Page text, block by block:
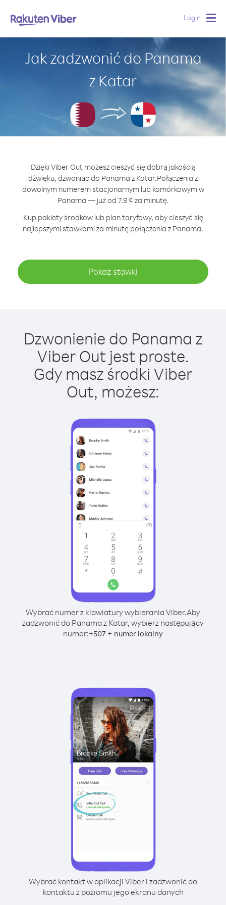
Login
Jak zadzwonić do Panama
z Katar
Dzięki Viber Out możesz cieszyć się dobrą jakością
dźwięku, dzwoniąc do Panama z Katar.Połączenia z
dowolnym numerem stacjonarnym lub komórkowym w
Panama — już od 7.9 ¢ za minutę.
Kup pakiety środków lub plan taryfowy, aby cieszyć się
najlepszymi stawkami za minutę połączenia z Panama.
Pokaż stawki
Dzwonienie do Panama z
Viber Out jest proste.
Gdy masz środki Viber
Out, możesz:
Wybrać numer z klawiatury wybierania Viber.Aby
zadzwonić do Panama z Katar, wybierz następujący
numer:+507 + numer lokalny
Wybrać kontakt w aplikacji Viber i zadzwonić do
kontaktu z poziomu jego ekranu danych